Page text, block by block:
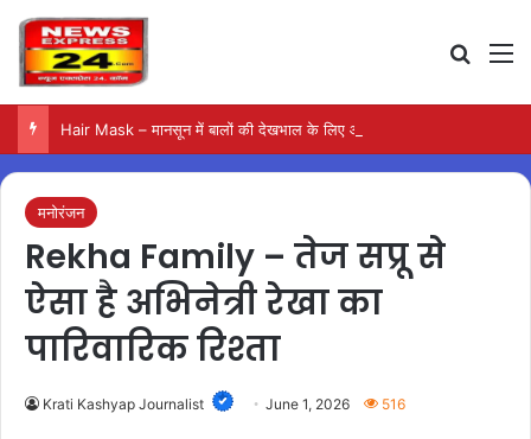
Hair Mask – मानसून में बालों की देखभाल के लिए आजमाएं अंडे का मास्क
मनोरंजन
Rekha Family – तेज सप्रू से
ऐसा है अभिनेत्री रेखा का
पारिवारिक रिश्ता
Krati Kashyap Journalist June 1, 2026 516